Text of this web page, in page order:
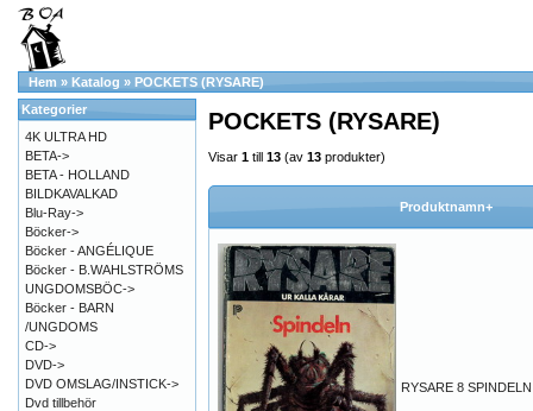
Hem » Katalog » POCKETS (RYSARE)
POCKETS (RYSARE)
Visar 1 till 13 (av 13 produkter)
Produktnamn+
RYSARE 8 SPINDELN
Kategorier
4K ULTRA HD
BETA->
BETA - HOLLAND
BILDKAVALKAD
Blu-Ray->
Böcker->
Böcker - ANGÉLIQUE
Böcker - B.WAHLSTRÖMS
UNGDOMSBÖC->
Böcker - BARN
/UNGDOMS
CD->
DVD->
DVD OMSLAG/INSTICK->
Dvd tillbehör